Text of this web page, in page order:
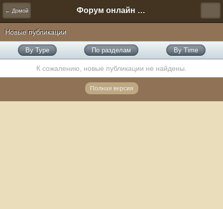
← Домой Форум онлайн игры "Новая Эра" (Нюра Биз)
Новые публикации
By Type По разделам By Time
К сожалению, новые публикации не найдены.
Полная версия